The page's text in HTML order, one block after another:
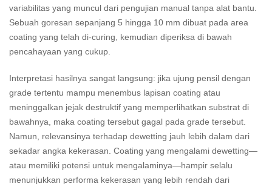
variabilitas yang muncul dari pengujian manual tanpa alat bantu.
Sebuah goresan sepanjang 5 hingga 10 mm dibuat pada area
coating yang telah di-curing, kemudian diperiksa di bawah
pencahayaan yang cukup.
Interpretasi hasilnya sangat langsung: jika ujung pensil dengan
grade tertentu mampu menembus lapisan coating atau
meninggalkan jejak destruktif yang memperlihatkan substrat di
bawahnya, maka coating tersebut gagal pada grade tersebut.
Namun, relevansinya terhadap dewetting jauh lebih dalam dari
sekadar angka kekerasan. Coating yang mengalami dewetting—
atau memiliki potensi untuk mengalaminya—hampir selalu
menunjukkan performa kekerasan yang lebih rendah dari